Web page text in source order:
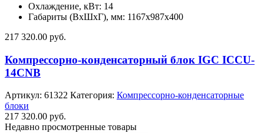
Охлаждение, кВт: 14
Габариты (ВхШхГ), мм: 1167x987x400
217 320.00 руб.
Компрессорно-конденсаторный блок IGC ICCU-
14CNB
Артикул: 61322 Категория: Компрессорно-конденсаторные
блоки
217 320.00 руб.
Недавно просмотренные товары